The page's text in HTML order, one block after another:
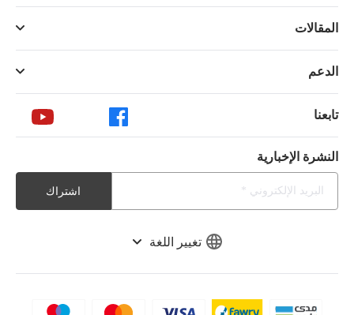
تغيير اللغة
المقالات
الدعم
تابعنا
النشرة الإخبارية
اشتراك